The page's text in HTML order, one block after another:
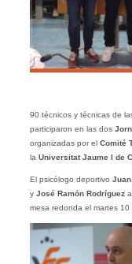
90 técnicos y técnicas de
participaron en las dos
organizadas por el Comité
la Universitat Jaume I de
El psicólogo deportivo
y José Ramón Rodríguez
mesa redonda el martes 10